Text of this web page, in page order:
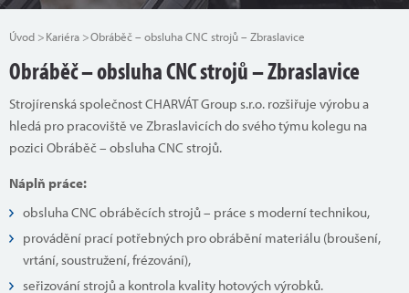
Úvod Kariéra Obráběč – obsluha CNC strojů – Zbraslavice
Obráběč – obsluha CNC strojů – Zbraslavice
Strojírenská společnost CHARVÁT Group s.r.o. rozšiřuje výrobu a
hledá pro pracoviště ve Zbraslavicích do svého týmu kolegu na
pozici Obráběč – obsluha CNC strojů.
Náplň práce:
obsluha CNC obráběcích strojů – práce s moderní technikou,
provádění prací potřebných pro obrábění materiálu (broušení,
vrtání, soustružení, frézování),
seřizování strojů a kontrola kvality hotových výrobků.